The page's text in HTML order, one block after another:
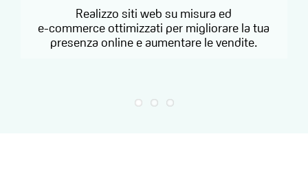
Realizzo siti web su misura ed
e-commerce ottimizzati per migliorare la tua
presenza online e aumentare le vendite.